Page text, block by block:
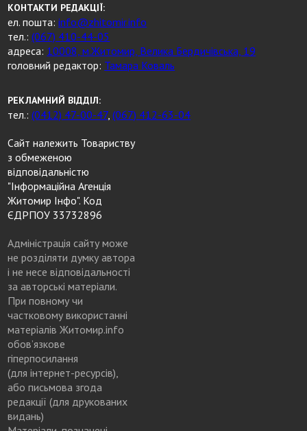
КОНТАКТИ РЕДАКЦІЇ:
ел. пошта:info@zhitomir.info
тел.:(067) 410-44-05
адреса: 10008, м.Житомир, Велика Бердичівська, 19
головний редактор: Тамара Коваль
РЕКЛАМНИЙ ВІДДІЛ:
тел.:(0412) 47-00-47,(067) 412-63-04
Сайт належить Товариству
з обмеженою
відповідальністю
"Інформаційна Агенція
Житомир Інфо". Код
ЄДРПОУ 33732896
Адміністрація сайту може
не розділяти думку автора
і не несе відповідальності
за авторські матеріали.
При повному чи
частковому використанні
матеріалів Житомир.info
обов’язкове
гіперпосилання
(для інтернет-ресурсів),
або письмова згода
редакції (для друкованих
видань)